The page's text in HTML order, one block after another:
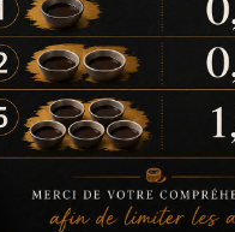
LÉGALES